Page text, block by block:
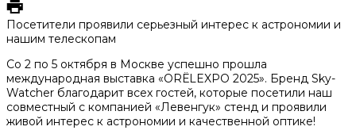
Посетители проявили серьезный интерес к астрономии и
нашим телескопам
Со 2 по 5 октября в Москве успешно прошла
международная выставка «ORЁLEXPO 2025». Бренд Sky-
Watcher благодарит всех гостей, которые посетили наш
совместный с компанией «Левенгук» стенд и проявили
живой интерес к астрономии и качественной оптике!